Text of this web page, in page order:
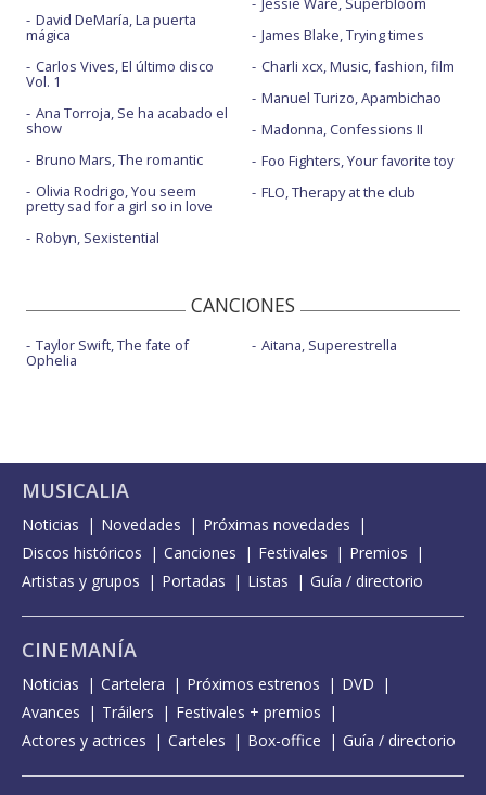
David DeMaría, La puerta
mágica
Carlos Vives, El último disco
Vol. 1
Ana Torroja, Se ha acabado el
show
Bruno Mars, The romantic
Olivia Rodrigo, You seem
pretty sad for a girl so in love
Robyn, Sexistential
James Blake, Trying times
Charli xcx, Music, fashion, film
Manuel Turizo, Apambichao
Madonna, Confessions II
Foo Fighters, Your favorite toy
FLO, Therapy at the club
CANCIONES
Taylor Swift, The fate of
Ophelia
Aitana, Superestrella
MUSICALIA
Noticias Novedades
Próximas novedades
Discos históricos
Canciones Festivales
Premios
Artistas y grupos
Portadas Listas Guía / directorio
CINEMANÍA
Noticias Cartelera Próximos estrenos
DVD
Avances
Tráilers
Festivales + premios
Actores y actrices
Carteles Box-office Guía / directorio